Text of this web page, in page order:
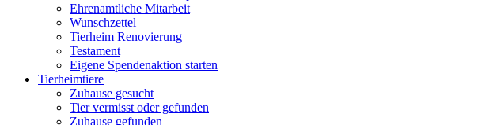
Ehrenamtliche Mitarbeit
Wunschzettel
Tierheim Renovierung
Testament
Eigene Spendenaktion starten
Tierheimtiere
Zuhause gesucht
Tier vermisst oder gefunden
Zuhause gefunden